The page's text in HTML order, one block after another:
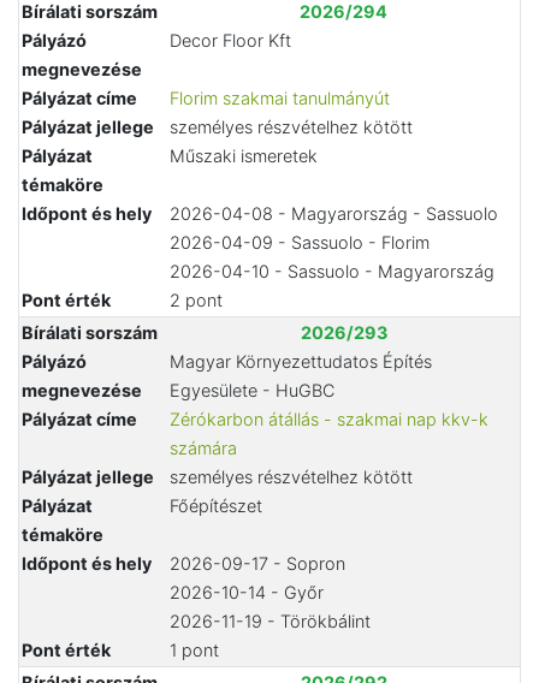
Bírálati sorszám
2026/294
Pályázó
megnevezése
Decor Floor Kft
Pályázat címe
Florim szakmai tanulmányút
Pályázat jellege
személyes részvételhez kötött
Pályázat
témaköre
Műszaki ismeretek
Időpont és hely
2026-04-08 - Magyarország - Sassuolo
2026-04-09 - Sassuolo - Florim
2026-04-10 - Sassuolo - Magyarország
Pont érték
2 pont
Bírálati sorszám
2026/293
Pályázó
megnevezése
Magyar Környezettudatos Építés
Egyesülete - HuGBC
Pályázat címe
Zérókarbon átállás - szakmai nap kkv-k
számára
Pályázat jellege
személyes részvételhez kötött
Pályázat
témaköre
Főépítészet
Időpont és hely
2026-09-17 - Sopron
2026-10-14 - Győr
2026-11-19 - Törökbálint
Pont érték
1 pont